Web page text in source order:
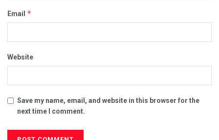
Email *
Website
Save my name, email, and website in this browser for the
next time I comment.